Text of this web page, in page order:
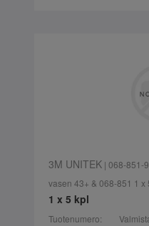
3M UNITEK| 068-851-
vasen 43+ & 068-851 1 x
1 x 5 kpl
Tuotenumero: